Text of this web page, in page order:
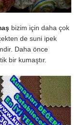
bizim için daha çok
de suni ipek
Daha önce
bir kumaştır.